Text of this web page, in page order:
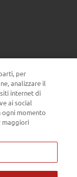
SM HUB - Via
di San Marino
- Codice Operatore
per
analizzare il
internet di
ai social
ogni momento
maggiori